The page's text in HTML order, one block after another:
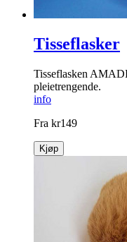
Tisseflasker
Tisseflasken
pleietrengende.
info
Fra kr149
Kjøp